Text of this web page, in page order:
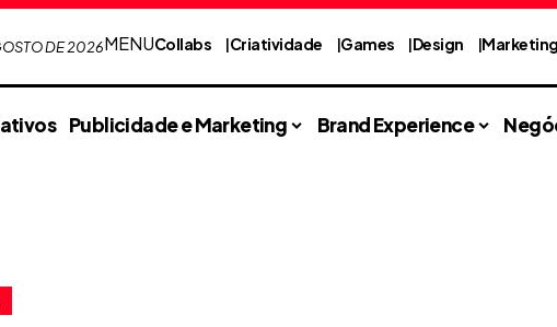
DE 2026MENUCollabs Criatividade Games Design
Publicidade e Marketing Brand Experience